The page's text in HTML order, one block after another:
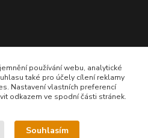
používání webu, analytické
také pro účely cílení reklamy
Nastavení vlastních preferencí
odkazem ve spodní části stránek.
Souhlasím